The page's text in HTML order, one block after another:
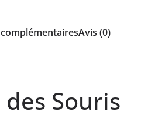
Avis (0)
Souris